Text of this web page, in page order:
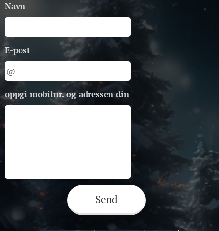
Navn
E-post
oppgi mobilnr. og adressen din
Send